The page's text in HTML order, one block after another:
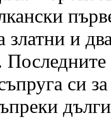
златни и
си